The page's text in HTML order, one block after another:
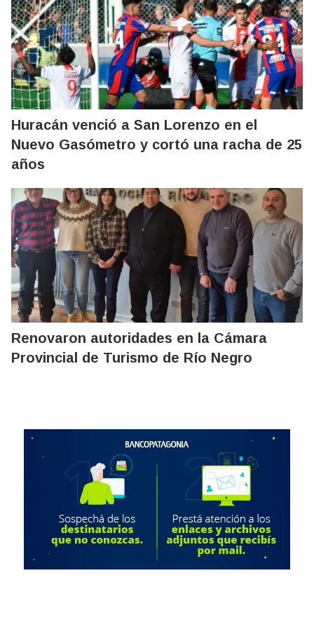
Huracán venció a San Lorenzo en el
Nuevo Gasómetro y cortó una racha de 25
años
Renovaron autoridades en la Cámara
Provincial de Turismo de Río Negro